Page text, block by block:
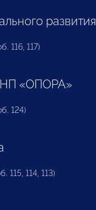
развития
116, 117)
«ОПОРА»
124)
115, 114, 113)